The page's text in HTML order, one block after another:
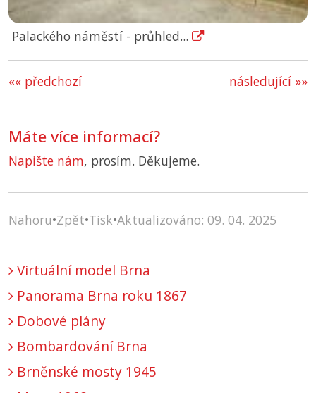
Palackého náměstí - průhled...
«« předchozí následující »»
Máte více informací?
Napište nám, prosím. Děkujeme.
Nahoru•Zpět•Tisk•Aktualizováno: 09. 04. 2025
Virtuální model Brna
Panorama Brna roku 1867
Dobové plány
Bombardování Brna
Brněnské mosty 1945